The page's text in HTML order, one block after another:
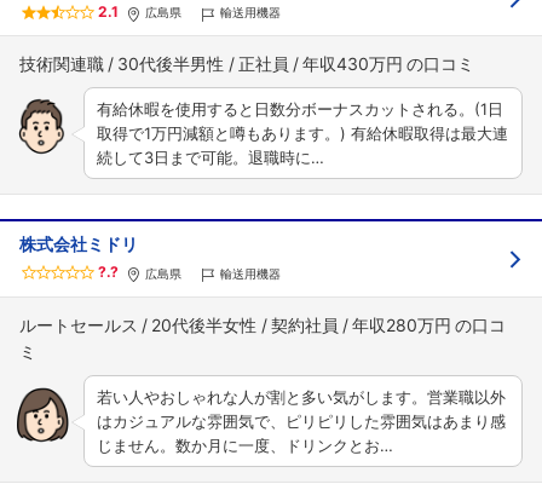
2.1 広島県 輸送用機器
技術関連職 30代後半男性 正社員 年収430万円
有給休暇を使用すると日数分ボーナスカットされる。(1日
取得で1万円減額と噂もあります。) 有給休暇取得は最大連
続して3日まで可能。退職時に…
株式会社ミドリ
?.? 広島県 輸送用機器
ルートセールス 20代後半女性 契約社員 年収280万円
若い人やおしゃれな人が割と多い気がします。営業職以外
はカジュアルな雰囲気で、ピリピリした雰囲気はあまり感
じません。数か月に一度、ドリンクとお…